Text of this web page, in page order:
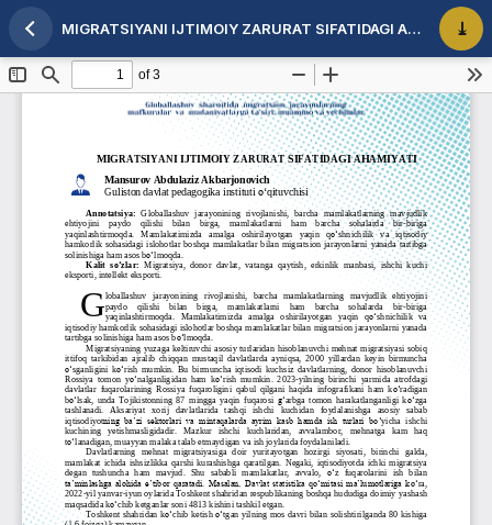
Maqola tafsilotlariga qaytish MIGRATSIYANI IJTIMOIY ZARURAT SIFATIDAGI AHAMIYATI